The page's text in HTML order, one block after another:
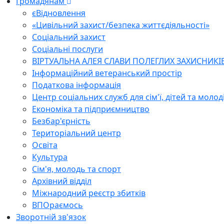
єВідновлення
«Цивільний захист/безпека життєдіяльності»
Соціальний захист
Соціальні послуги
ВІРТУАЛЬНА АЛЕЯ СЛАВИ ПОЛЕГЛИХ
Інформаційний ветеранський простір
Податкова інформація
Центр соціальних служб для сім'ї, дітей та
Економіка та підприємництво
Безбар'єрність
Територіальний центр
Освіта
Культура
Сім'я, молодь та спорт
Архівний відділ
Міжнародний реєстр збитків
ВПОраємось
Зворотній зв'язок